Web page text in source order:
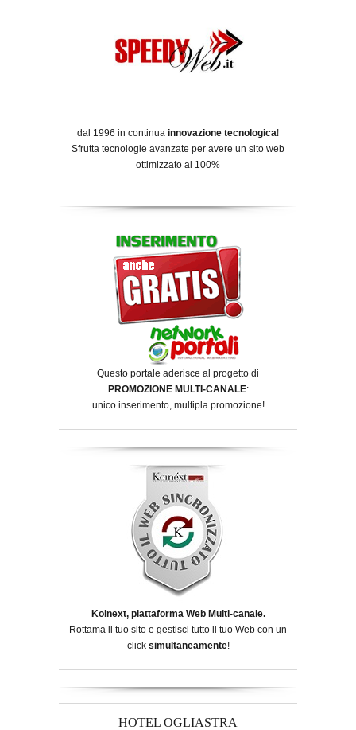
dal 1996 in continua innovazione tecnologica!
Sfrutta tecnologie avanzate per avere un sito web
ottimizzato al 100%
Questo portale aderisce al progetto di
PROMOZIONE MULTI-CANALE:
unico inserimento, multipla promozione!
Koinext, piattaforma Web Multi-canale.
Rottama il tuo sito e gestisci tutto il tuo Web con un
click simultaneamente!
HOTEL OGLIASTRA